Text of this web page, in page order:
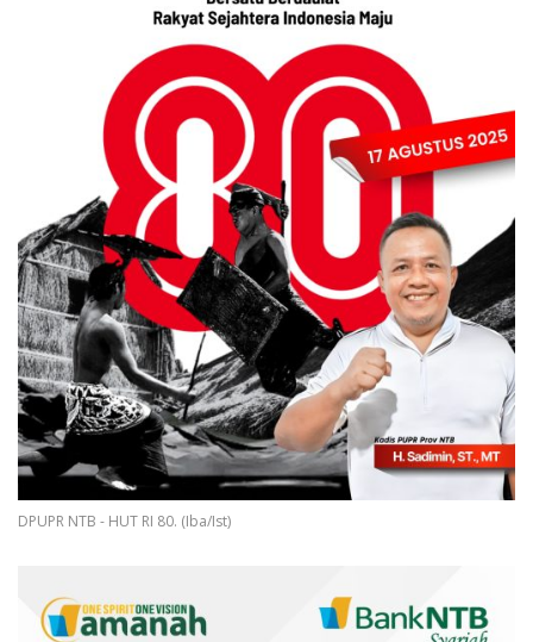
DPUPR NTB - HUT RI 80. (Iba/Ist)